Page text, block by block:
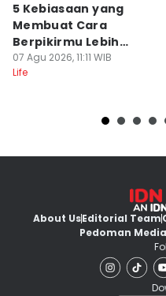
5 Kebiasaan yang
Membuat Cara
Berpikirmu Lebih
Fleksibel
07 Agu 2026, 11:11 WIB
Life
About UsEditorial Team
Pedoman